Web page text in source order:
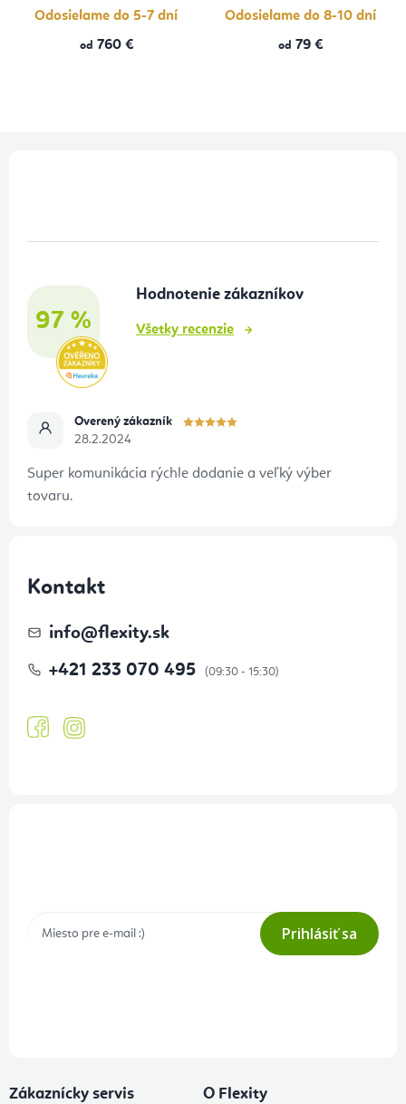
Odosielame do 5-7 dní
od 760 €
Odosielame do 8-10 dní
od 79 €
97 %
Hodnotenie zákazníkov
Všetky recenzie
Overený zákazník
28.2.2024
Super komunikácia rýchle dodanie a veľký výber
tovaru.
Kontakt
info@flexity.sk
+421 233 070 495
Prihlásiť sa
Zákaznícky servis O Flexity